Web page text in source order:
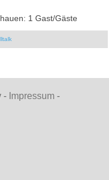
1 Gast/Gäste
- Impressum -